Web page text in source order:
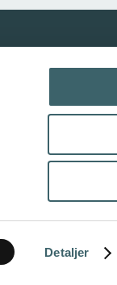
Detaljer